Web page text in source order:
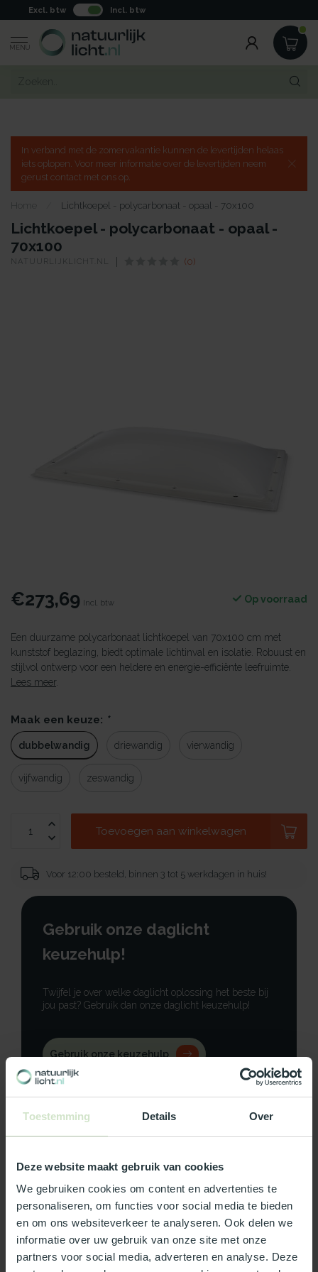
Toestemming Details Over
Deze website maakt gebruik van cookies
We gebruiken cookies om content en advertenties te
personaliseren, om functies voor social media te bieden
en om ons websiteverkeer te analyseren. Ook delen we
informatie over uw gebruik van onze site met onze
partners voor social media, adverteren en analyse. Deze
Excl. btw Incl. btw
MENU
In verband met de zomervakantie kunnen de levertijden helaas
iets oplopen. Voor meer informatie over de levertijden neem
gerust contact met ons op.
Home Lichtkoepel - polycarbonaat - opaal - 70x100
Lichtkoepel - polycarbonaat - opaal -
70x100
NATUURLIJKLICHT.NL (0)
€273,69 Incl. btw Op voorraad
Een duurzame polycarbonaat lichtkoepel van 70x100 cm met
kunststof beglazing, biedt optimale lichtinval en isolatie. Robuust en
stijlvol ontwerp voor een heldere en energie-efficiënte leefruimte.
Lees meer.
Maak een keuze: *
dubbelwandig driewandig vierwandig
vijfwandig zeswandig
Toevoegen aan winkelwagen
Voor 12:00 besteld, binnen 3 tot 5 werkdagen in huis!
Gebruik onze daglicht
keuzehulp!
Twijfel je over welke daglicht oplossing het beste bij
jou past? Gebruik dan onze daglicht keuzehulp!
Gebruik onze keuzehulp
Specificaties
Reviews